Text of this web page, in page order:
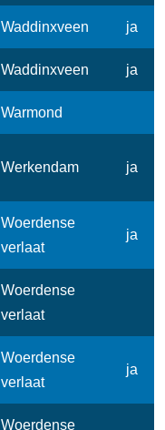
Waddinxveen ja
Waddinxveen ja
Warmond
Werkendam ja
Woerdense
verlaat
ja
Woerdense
verlaat
Woerdense
verlaat
ja
Woerdense